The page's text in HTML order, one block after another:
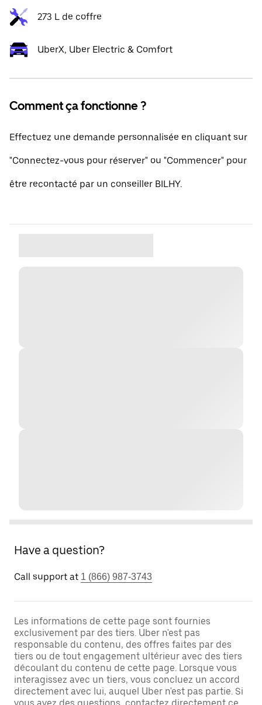
273 L de coffre
UberX, Uber Electric & Comfort
Comment ça fonctionne ?
Effectuez une demande personnalisée en cliquant sur
"Connectez-vous pour réserver" ou "Commencer" pour
être recontacté par un conseiller BILHY.
Have a question?
Call support at 1 (866) 987-3743
Les informations de cette page sont fournies
exclusivement par des tiers. Uber n'est pas
responsable du contenu, des offres faites par des
tiers ou de tout engagement ultérieur avec des tiers
découlant du contenu de cette page. Lorsque vous
interagissez avec un tiers, vous concluez un accord
directement avec lui, auquel Uber n'est pas partie. Si